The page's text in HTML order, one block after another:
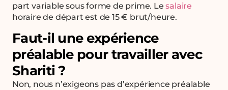
part variable sous forme de prime. Lesalaire
horaire de départ est de 15 € brut/heure.
Faut-il une expérience
préalable pour travailler avec
Shariti ?
Non, nous n’exigeons pas d’expérience préalable